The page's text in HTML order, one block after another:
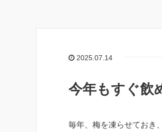
2025.07.14
今年もすぐ飲
毎年、梅を凍らせておき